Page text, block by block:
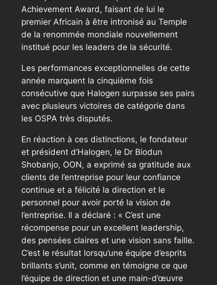
Achievement Award, faisant de lui le
premier Africain à être intronisé au Temple
de la renommée mondiale nouvellement
institué pour les leaders de la sécurité.
Les performances exceptionnelles de cette
année marquent la cinquième fois
consécutive que Halogen surpasse ses pairs
avec plusieurs victoires de catégorie dans
les OSPA très disputés.
En réaction à ces distinctions, le fondateur
et président d’Halogen, le Dr Biodun
Shobanjo, OON, a exprimé sa gratitude aux
clients de l’entreprise pour leur confiance
continue et a félicité la direction et le
personnel pour avoir porté la vision de
l’entreprise. Il a déclaré : « C’est une
récompense pour un excellent leadership,
des pensées claires et une vision sans faille.
C’est le résultat lorsqu’une équipe d’esprits
brillants s’unit, comme en témoigne ce que
l’équipe de direction et une main-d’œuvre